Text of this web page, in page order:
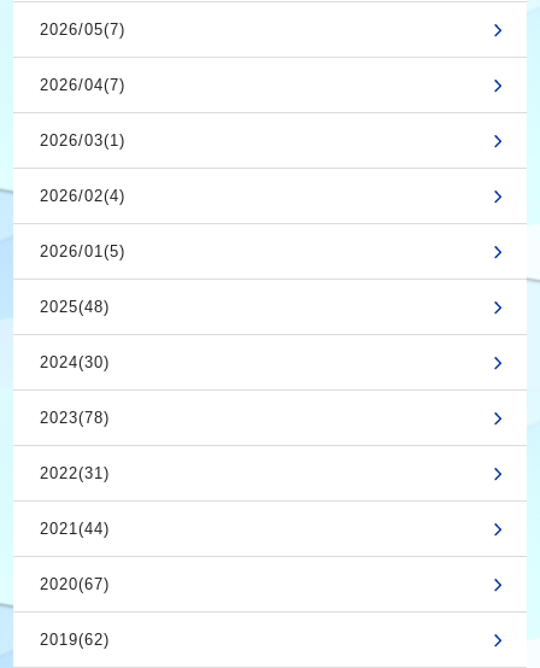
2026/05(7)
2026/04(7)
2026/03(1)
2026/02(4)
2026/01(5)
2025(48)
2024(30)
2023(78)
2022(31)
2021(44)
2020(67)
2019(62)